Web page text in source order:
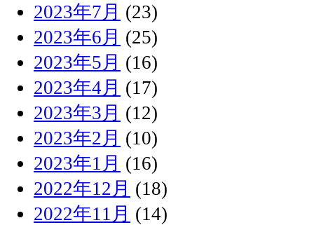
2023年7月 (23)
2023年6月 (25)
2023年5月 (16)
2023年4月 (17)
2023年3月 (12)
2023年2月 (10)
2023年1月 (16)
2022年12月 (18)
2022年11月 (14)